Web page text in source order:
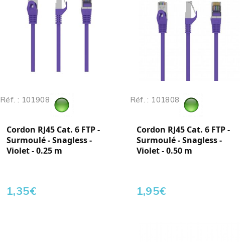
Réf. : 101908
Cordon RJ45 Cat. 6 FTP -
Surmoulé - Snagless -
Violet - 0.25 m
1,35€
Réf. : 101808
Cordon RJ45 Cat. 6 FTP -
Surmoulé - Snagless -
Violet - 0.50 m
1,95€